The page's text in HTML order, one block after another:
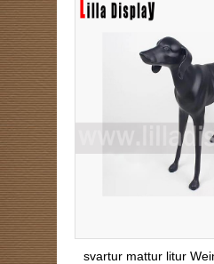
svartur mattur litur